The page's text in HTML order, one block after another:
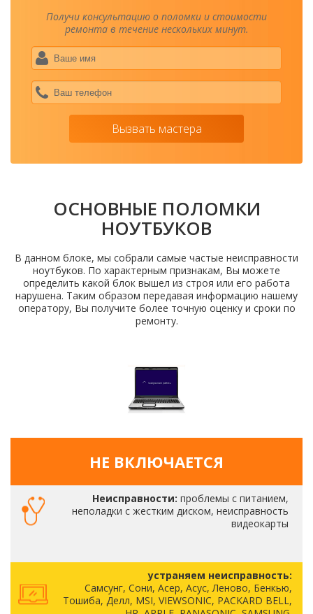
Получи консультацию о поломки и стоимости
ремонта в течение нескольких минут.
Вызвать мастера
ОСНОВНЫЕ ПОЛОМКИ
НОУТБУКОВ
В данном блоке, мы собрали самые частые неисправности
ноутбуков. По характерным признакам, Вы можете
определить какой блок вышел из строя или его работа
нарушена. Таким образом передавая информацию нашему
оператору, Вы получите более точную оценку и сроки по
ремонту.
НЕ ВКЛЮЧАЕТСЯ
Неисправности: проблемы с питанием,
неполадки с жестким диском, неисправность
видеокарты
устраняем неисправность:
Самсунг, Сони, Асер, Асус, Леново, Бенкью,
Тошиба, Делл, MSI, VIEWSONIC, PACKARD BELL,